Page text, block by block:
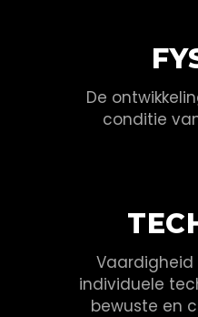
De
conditie
Vaardigheid
individuele
bewuste en